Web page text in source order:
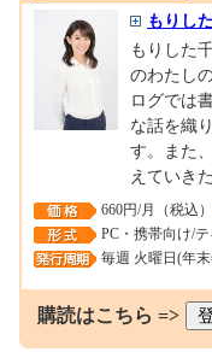
もりし
もりした
のわたし
ログでは
な話を織
す。また
えていき
660円/月（税込）
PC・携帯向け/
毎週 火曜日(年
購読はこちら =>